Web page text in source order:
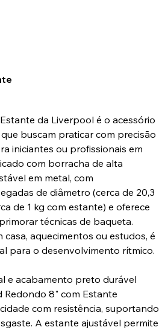
da Liverpool é o acessório
buscam praticar com precisão
iniciantes ou profissionais em
com borracha de alta
em metal, com
de diâmetro (cerca de 20,3
de 1 kg com estante) e oferece
técnicas de baqueta.
casa, aquecimentos ou estudos, é
para o desenvolvimento rítmico.
e acabamento preto durável
Redondo 8" com Estante
com resistência, suportando
A estante ajustável permite